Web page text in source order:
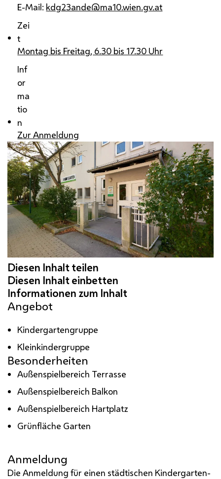
E-Mail: kdg23ande@ma10.wien.gv.at
Zei
t
Montag bis Freitag, 6.30 bis 17.30 Uhr
Inf
or
ma
tio
n
Zur Anmeldung
Angebot
Kindergartengruppe
Kleinkindergruppe
Besonderheiten
Außenspielbereich Terrasse
Außenspielbereich Balkon
Außenspielbereich Hartplatz
Grünfläche Garten
Anmeldung
Die Anmeldung für einen städtischen Kindergarten-